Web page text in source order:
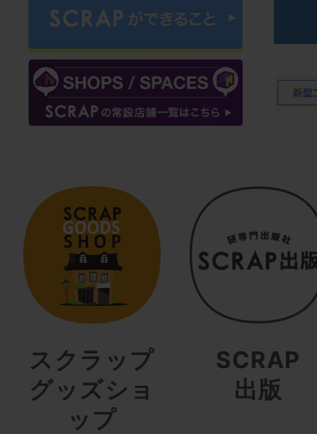
スクラップ
グッズショ
ップ
SCRAP
出版